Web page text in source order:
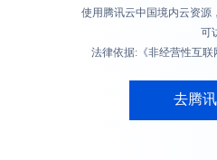
使用腾讯云中国境内云资源
可
法律依据:《非经营性互联
去腾